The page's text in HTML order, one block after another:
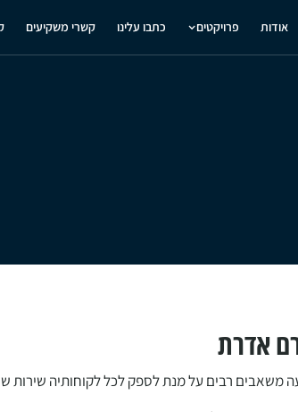
אודות פרויקטים כתבו עלינו קשרי משקיעים
אדרת
רבים על מנת לספק לכל לקוחותיה שירות